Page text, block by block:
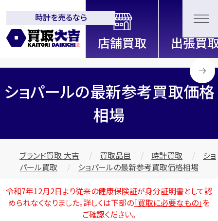
全国2000店舗以上展開中！
信頼と実績の買取専門店「買取大
吉」
時計を売るなら
ショパールの最新参考買取価格
相場
ブランド買取 大吉 買取品目 時計買取
ショ
パール買取
ショパールの最新参考買取価格相場
令和7年12月2日より従来の健康保険証が身分証明書として認
められなくなりました。詳しくは下部の「買取に必要なもの」を
ご確認ください。